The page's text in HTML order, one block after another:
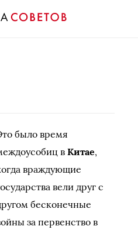
было время
в Китае,
враждующие
вели друг с
бесконечные
за первенство в